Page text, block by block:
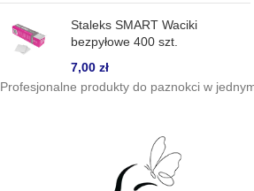
Staleks SMART Waciki
bezpyłowe 400 szt.
7,00 zł
Profesjonalne produkty do paznokci w